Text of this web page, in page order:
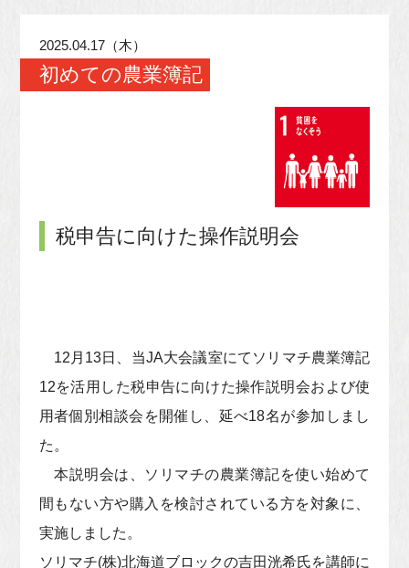
2025.04.17（木）
初めての農業簿記
税申告に向けた操作説明会
12月13日、当JA大会議室にてソリマチ農業簿記
12を活用した税申告に向けた操作説明会および使
用者個別相談会を開催し、延べ18名が参加しまし
た。
本説明会は、ソリマチの農業簿記を使い始めて
間もない方や購入を検討されている方を対象に、
実施しました。
ソリマチ(株)北海道ブロックの吉田洸希氏を講師に